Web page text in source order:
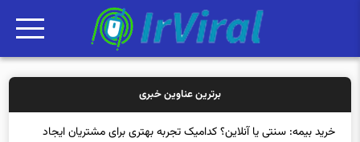
برترین عناوین خبری
خرید بی